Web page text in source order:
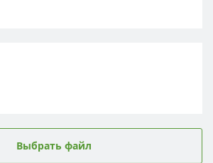
Выбрать файл